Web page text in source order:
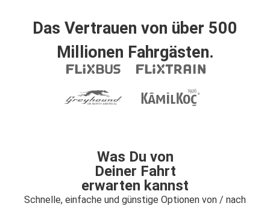
Das Vertrauen von über 500
Millionen Fahrgästen.
Was Du von
Deiner Fahrt
erwarten kannst
Schnelle, einfache und günstige Optionen von / nach